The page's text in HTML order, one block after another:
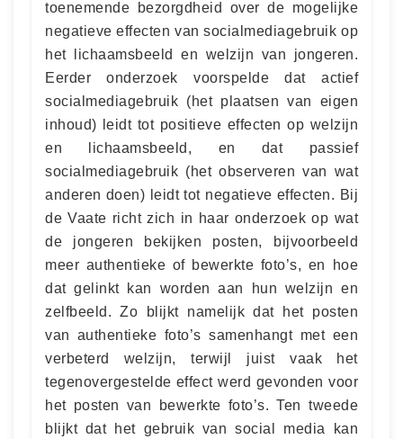
toenemende bezorgdheid over de mogelijke
negatieve effecten van socialmediagebruik op
het lichaamsbeeld en welzijn van jongeren.
Eerder onderzoek voorspelde dat actief
socialmediagebruik (het plaatsen van eigen
inhoud) leidt tot positieve effecten op welzijn
en lichaamsbeeld, en dat passief
socialmediagebruik (het observeren van wat
anderen doen) leidt tot negatieve effecten. Bij
de Vaate richt zich in haar onderzoek op wat
de jongeren bekijken posten, bijvoorbeeld
meer authentieke of bewerkte foto’s, en hoe
dat gelinkt kan worden aan hun welzijn en
zelfbeeld. Zo blijkt namelijk dat het posten
van authentieke foto’s samenhangt met een
verbeterd welzijn, terwijl juist vaak het
tegenovergestelde effect werd gevonden voor
het posten van bewerkte foto’s. Ten tweede
blijkt dat het gebruik van social media kan